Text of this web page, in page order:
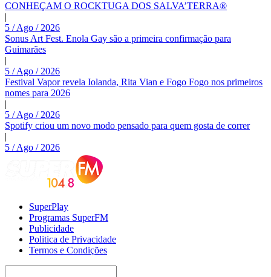
CONHEÇAM O ROCKTUGA DOS SALVA’TERRA®
|
5 / Ago / 2026
Sonus Art Fest. Enola Gay são a primeira confirmação para
Guimarães
|
5 / Ago / 2026
Festival Vapor revela Iolanda, Rita Vian e Fogo Fogo nos primeiros
nomes para 2026
|
5 / Ago / 2026
Spotify criou um novo modo pensado para quem gosta de correr
|
5 / Ago / 2026
SuperPlay
Programas SuperFM
Publicidade
Politica de Privacidade
Termos e Condições